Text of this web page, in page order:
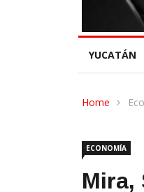
YUCATÁN
Home
ECONOMÍA
Mira,